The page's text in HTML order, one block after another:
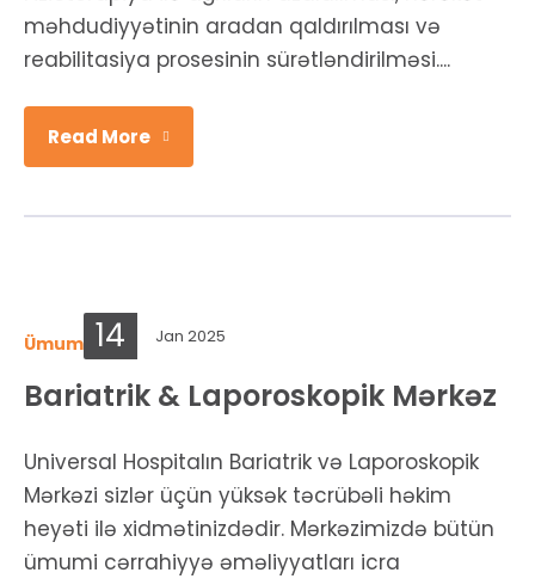
məhdudiyyətinin aradan qaldırılması və
reabilitasiya prosesinin sürətləndirilməsi....
Read More
14 Jan 2025
Ümumi şöbələr
Bariatrik & Laporoskopik Mərkəz
Universal Hospitalın Bariatrik və Laporoskopik
Mərkəzi sizlər üçün yüksək təcrübəli həkim
heyəti ilə xidmətinizdədir. Mərkəzimizdə bütün
ümumi cərrahiyyə əməliyyatları icra